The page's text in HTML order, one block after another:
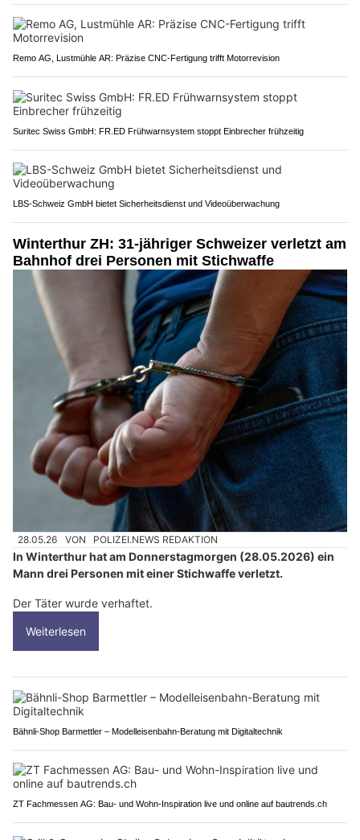
Remo AG, Lustmühle AR: Präzise CNC-Fertigung trifft Motorrevision
Suritec Swiss GmbH: FR.ED Frühwarnsystem stoppt Einbrecher frühzeitig
LBS-Schweiz GmbH bietet Sicherheitsdienst und Videoüberwachung
Winterthur ZH: 31-jähriger Schweizer verletzt am
Bahnhof drei Personen mit Stichwaffe
28.05.26 VON POLIZEI.NEWS REDAKTION
In Winterthur hat am Donnerstagmorgen (28.05.2026) ein
Mann drei Personen mit einer Stichwaffe verletzt.
Der Täter wurde verhaftet.
Weiterlesen
Bähnli-Shop Barmettler – Modelleisenbahn-Beratung mit Digitaltechnik
ZT Fachmessen AG: Bau- und Wohn-Inspiration live und online auf bautrends.ch